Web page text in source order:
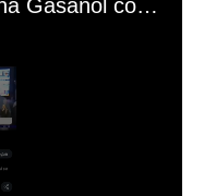
El mal momento de Yanina Gasañol con un hincha argentino en "Subrayado"